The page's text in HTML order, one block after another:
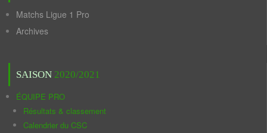
Matchs Ligue 1 Pro
Archives
SAISON 2020/2021
ÉQUIPE PRO
Résultats & classement
Calendrier du CSC